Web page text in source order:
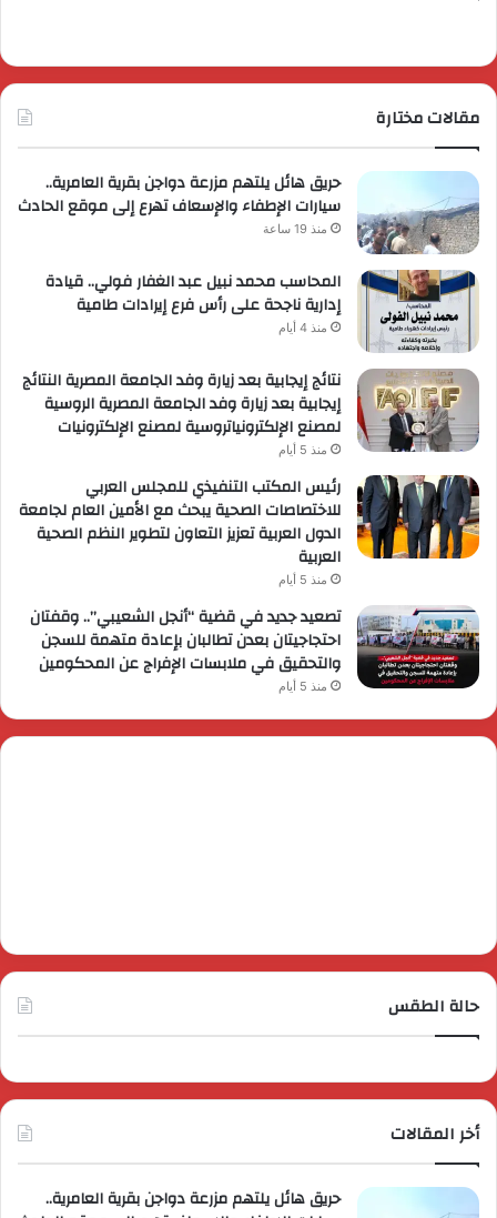
مقالات مختارة
حريق هائل يلتهم مزرعة دواجن بقرية العامرية..
سيارات الإطفاء والإسعاف تهرع إلى موقع الحادث
منذ 19 ساعة
المحاسب محمد نبيل عبد الغفار فولي.. قيادة
إدارية ناجحة على رأس فرع إيرادات طامية
منذ 4 أيام
نتائج إيجابية بعد زيارة وفد الجامعة المصرية النتائج
إيجابية بعد زيارة وفد الجامعة المصرية الروسية
لمصنع الإلكترونياتروسية لمصنع الإلكترونيات
منذ 5 أيام
رئيس المكتب التنفيذي للمجلس العربي
للاختصاصات الصحية يبحث مع الأمين العام لجامعة
الدول العربية تعزيز التعاون لتطوير النظم الصحية
العربية
منذ 5 أيام
تصعيد جديد في قضية “أنجل الشعيبي”.. وقفتان
احتجاجيتان بعدن تطالبان بإعادة متهمة للسجن
والتحقيق في ملابسات الإفراج عن المحكومين
منذ 5 أيام
حالة الطقس
أخر المقالات
حريق هائل يلتهم مزرعة دواجن بقرية العامرية..